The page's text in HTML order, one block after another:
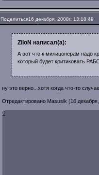
Поделиться16 декабря, 2008г. 13:18:49
ZiloN написал(а):
А вот что к милицонерам надо
который будет критиковать
ну это верно...хотя когда что-то
Отредактировано Masusik (16
0